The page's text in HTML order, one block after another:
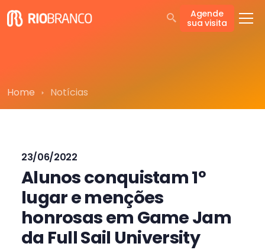
Agende
sua visita
Home Notícias
23/06/2022
Alunos conquistam 1º
lugar e menções
honrosas em Game Jam
da Full Sail University